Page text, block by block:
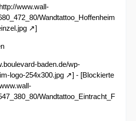
http://www.wall-
Wandtattoo_Hoffenheim
]
baden.de/wp-
logo-254x300.jpg
] - [Blockierte
Wandtattoo_Eintracht_F